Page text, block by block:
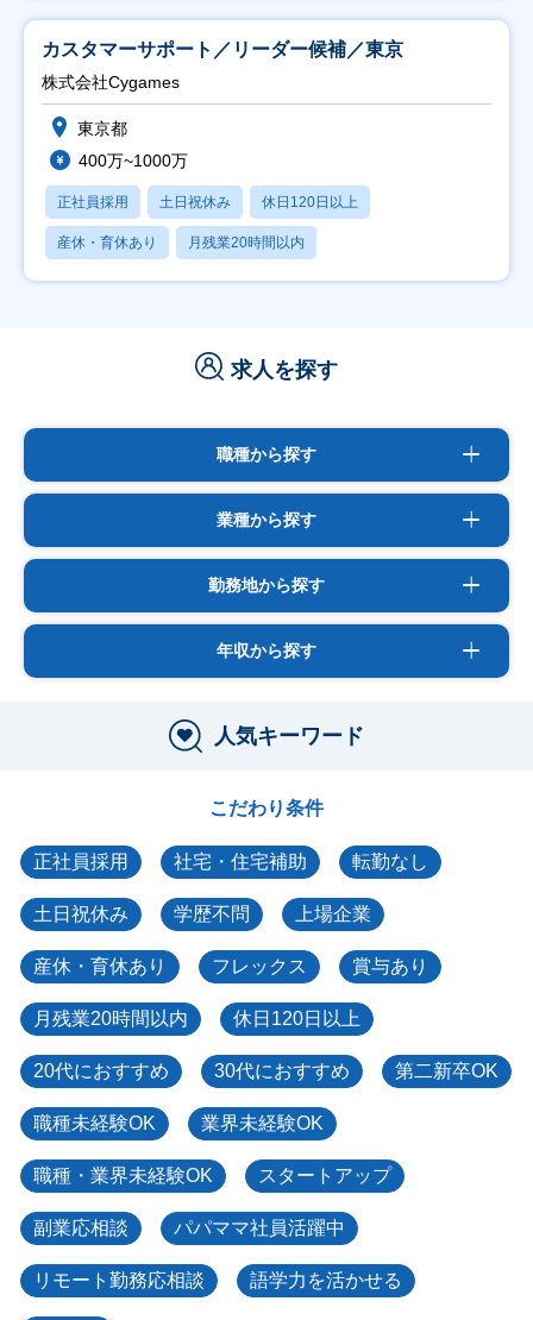
カスタマーサポート／リーダー候補／東京
株式会社Cygames
東京都
400万~1000万
正社員採用 土日祝休み 休日120日以上
産休・育休あり 月残業20時間以内
求人を探す
職種から探す
業種から探す
勤務地から探す
年収から探す
人気キーワード
こだわり条件
正社員採用 社宅・住宅補助 転勤なし
土日祝休み 学歴不問 上場企業
産休・育休あり フレックス 賞与あり
月残業20時間以内 休日120日以上
20代におすすめ 30代におすすめ 第二新卒OK
職種未経験OK 業界未経験OK
職種・業界未経験OK スタートアップ
副業応相談 パパママ社員活躍中
リモート勤務応相談 語学力を活かせる